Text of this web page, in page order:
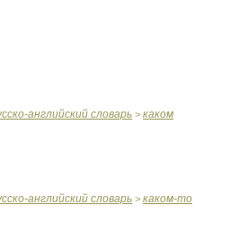
английский словарь > каком
английский словарь > каком-то